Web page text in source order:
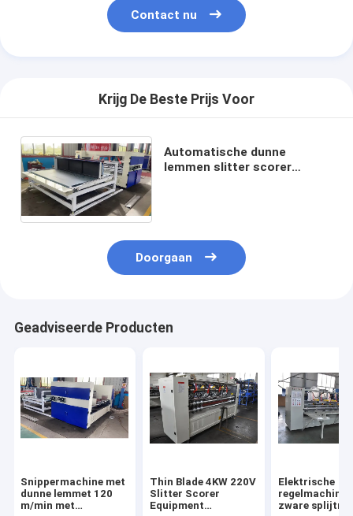
Contact nu
Krijg De Beste Prijs Voor
Automatische dunne
lemmen slitter scorer
Doorgaan
Geadviseerde Producten
Snippermachine met
dunne lemmet 120
m/min met
Thin Blade 4KW 220V
Slitter Scorer
Equipment
Elektrische
regelmachine
zware